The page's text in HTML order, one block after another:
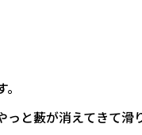
と藪が消えてきて滑